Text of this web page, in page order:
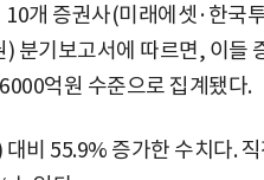
10개 증권사(미래에셋·한국
분기보고서에 따르면, 이들
억원 수준으로 집계됐다.
비 55.9% 증가한 수치다. 직